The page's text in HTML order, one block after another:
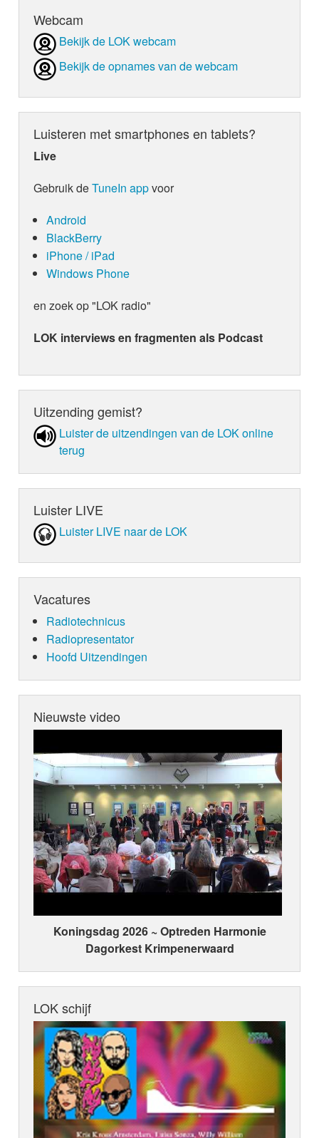
Webcam
Bekijk de LOK webcam
Bekijk de opnames van de webcam
Luisteren met smartphones en tablets?
Live
Gebruik deTuneIn appvoor
Android
BlackBerry
iPhone / iPad
Windows Phone
en zoek op "LOK radio"
LOK interviews en fragmenten als Podcast
Uitzending gemist?
Luister de uit­zen­din­gen van de LOK online
terug
Luister LIVE
Luister LIVE naar de LOK
Vacatures
Radiotechnicus
Radiopresentator
Hoofd Uitzendingen
Nieuwste video
Koningsdag 2026 ~ Optreden Harmonie
Dagorkest Krimpenerwaard
LOK schijf